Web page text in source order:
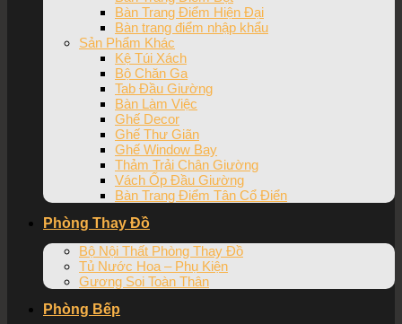
Bàn Trang Điểm Hiện Đại
Bàn trang điểm nhập khẩu
Sản Phẩm Khác
Kệ Túi Xách
Bộ Chăn Ga
Tab Đầu Giường
Bàn Làm Việc
Ghế Decor
Ghế Thư Giãn
Ghế Window Bay
Thảm Trải Chân Giường
Vách Ốp Đầu Giường
Bàn Trang Điểm Tân Cổ Điển
Phòng Thay Đồ
Bộ Nội Thất Phòng Thay Đồ
Tủ Nước Hoa – Phụ Kiện
Gương Soi Toàn Thân
Phòng Bếp